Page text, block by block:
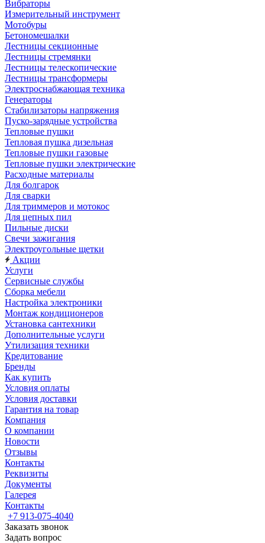
Вибраторы
Измерительный инструмент
Мотобуры
Бетономешалки
Лестницы секционные
Лестницы стремянки
Лестницы телескопические
Лестницы трансформеры
Электроснабжающая техника
Генераторы
Стабилизаторы напряжения
Пуско-зарядные устройства
Тепловые пушки
Тепловая пушка дизельная
Тепловые пушки газовые
Тепловые пушки электрические
Расходные материалы
Для болгарок
Для сварки
Для триммеров и мотокос
Для цепных пил
Пильные диски
Свечи зажигания
Электроугольные щетки
Акции
Услуги
Сервисные службы
Сборка мебели
Настройка электроники
Монтаж кондиционеров
Установка сантехники
Дополнительные услуги
Утилизация техники
Кредитование
Бренды
Как купить
Условия оплаты
Условия доставки
Гарантия на товар
Компания
О компании
Новости
Отзывы
Контакты
Реквизиты
Документы
Галерея
Контакты
+7 913-075-4040
Заказать звонок
Задать вопрос